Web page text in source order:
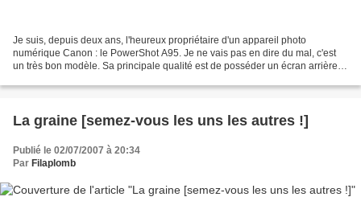
Je suis, depuis deux ans, l'heureux propriétaire d'un appareil photo
numérique Canon : le PowerShot A95. Je ne vais pas en dire du mal, c'est
un très bon modèle. Sa principale qualité est de posséder un écran arrière
La graine [semez-vous les uns les autres !]
Publié le 02/07/2007 à 20:34
Par Filaplomb